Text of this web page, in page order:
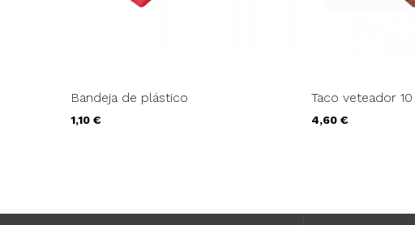
Bandeja de plástico
Precio
1,10 €
Taco veteador
Precio
4,60 €